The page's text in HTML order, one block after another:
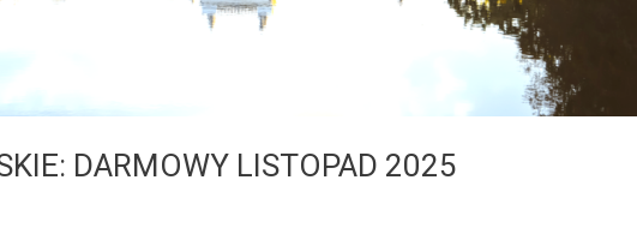
DARMOWY LISTOPAD 2025